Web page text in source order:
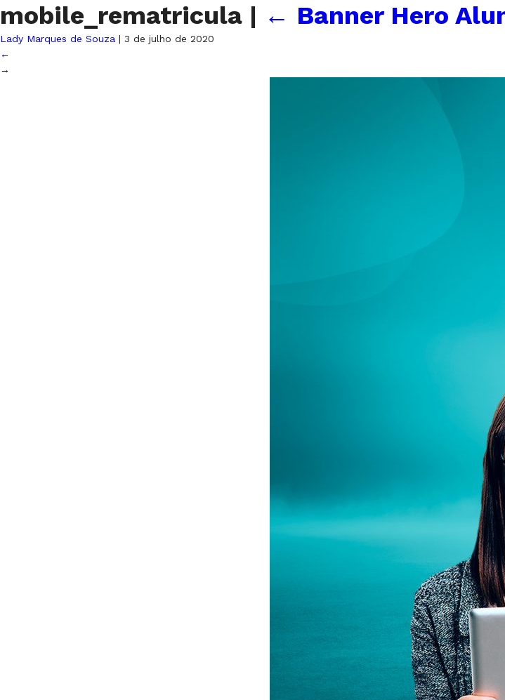
mobile_rematricula | ← Banner Hero
Lady Marques de Souza | 3 de julho de 2020
←
→